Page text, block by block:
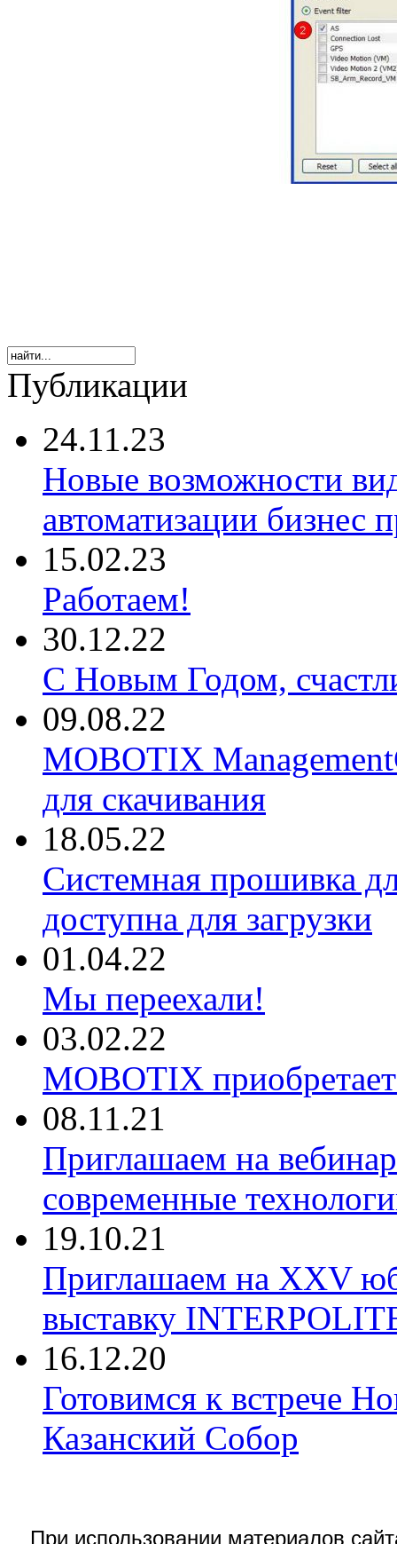
Публикации
24.11.23
Новые возможности
автоматизации бизнес
15.02.23
Работаем!
30.12.22
С Новым Годом,
09.08.22
MOBOTIX
для скачивания
18.05.22
Системная прошивка
доступна для загрузки
01.04.22
Мы переехали!
03.02.22
MOBOTIX
08.11.21
Приглашаем на
современные
19.10.21
Приглашаем на XXV
выставку
16.12.20
Готовимся к встрече
Казанский Собор
При использовании материалов